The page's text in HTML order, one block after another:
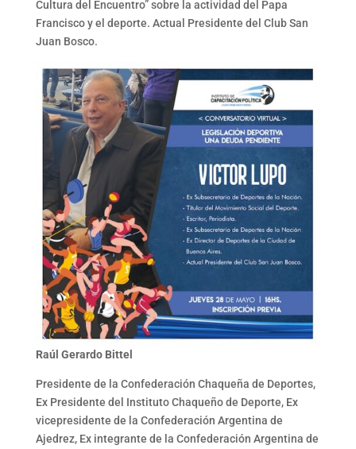
Cultura del Encuentro” sobre la actividad del Papa
Francisco y el deporte. Actual Presidente del Club San
Juan Bosco.
Raúl Gerardo Bittel
Presidente de la Confederación Chaqueña de Deportes,
Ex Presidente del Instituto Chaqueño de Deporte, Ex
vicepresidente de la Confederación Argentina de
Ajedrez, Ex integrante de la Confederación Argentina de